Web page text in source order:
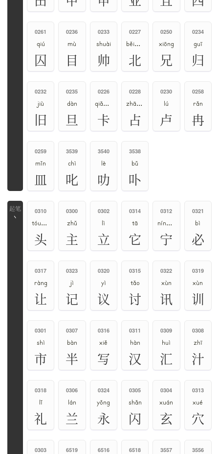
0261
qiú
囚
0236
mù
目
0233
shuài
帅
0227
běi、bèi
北
0250
xiōng
兄
0234
guī
归
0232
jiù
旧
0235
dàn
旦
0226
qiǎ、kǎ
卡
0228
zhān、zhàn
占
0230
lú
卢
0258
rǎn
冉
0259
mǐn
皿
3539
chì
叱
3540
lè
叻
3538
bǔ
卟
丶
0310
tóu、tou
头
0300
zhǔ
主
0302
lì
立
0314
tā
它
0312
níng、nìng、zhù
宁
0321
bì
必
0317
ràng
让
0323
jì
记
0320
yì
议
0315
tǎo
讨
0322
xùn
讯
0319
xùn
训
0301
shì
市
0307
bàn
半
0316
xiě
写
0311
hàn
汉
0309
huì
汇
0308
zhī
汁
0318
lǐ
礼
0306
lán
兰
0324
yǒng
永
0305
shǎn
闪
0304
xuán
玄
0313
xué
穴
0303 6519 6516 6518 3557 3556